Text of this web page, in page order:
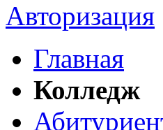
Авторизация
Главная
Колледж